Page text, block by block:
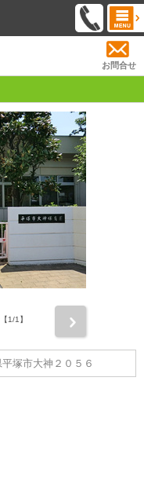
お問合せ
1/1】
塚市大神２０５６